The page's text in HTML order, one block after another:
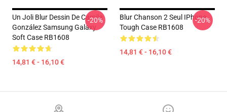
Un Joli Blur Dessin De Camila
González Samsung Galaxy
Soft Case RB1608
14,81 € - 16,10 €
-20%
Blur Chanson 2 Seul IPhone
Tough Case RB1608
14,81 € - 16,10 €
-20%